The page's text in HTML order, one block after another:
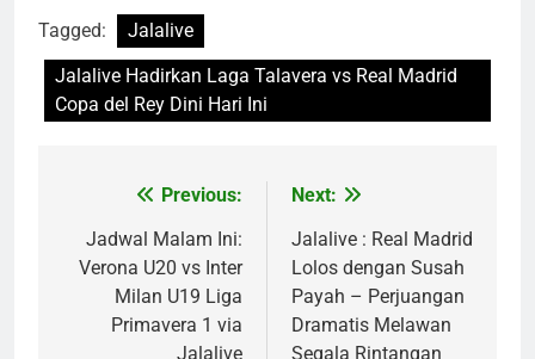
Tagged:
Jalalive
Jalalive Hadirkan Laga Talavera vs Real Madrid
Copa del Rey Dini Hari Ini
navigation
Previous:
Jadwal Malam Ini:
Verona U20 vs Inter
Milan U19 Liga
Primavera 1 via
Jalalive
Next:
Jalalive : Real Madrid
Lolos dengan Susah
Payah – Perjuangan
Dramatis Melawan
Segala Rintangan